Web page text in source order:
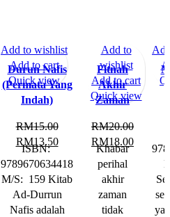
-10%
Durun Nafis
(Permata Yang
Indah)
RM15.00
RM13.50
ISBN:
9789670634418
M/S: 159 Kitab
Ad-Durrun
Nafis adalah
Add to wishlist
Add to cart
Quick view
-10%
Fitnah
Akhir
Zaman
RM20.00
RM18.00
Khabar
perihal
akhir
zaman
tidak
Add to
wishlist
Add to cart
Quick view
-